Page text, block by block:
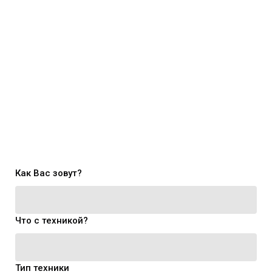
Как Вас зовут?
Что с техникой?
Тип техники